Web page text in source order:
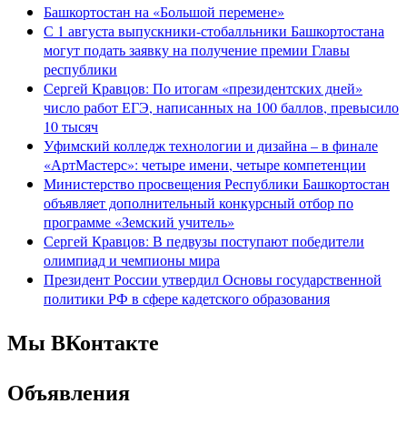
Башкортостан на «Большой перемене»
С 1 августа выпускники-стобалльники Башкортостана
могут подать заявку на получение премии Главы
республики
Сергей Кравцов: По итогам «президентских дней»
число работ ЕГЭ, написанных на 100 баллов, превысило
10 тысяч
Уфимский колледж технологии и дизайна – в финале
«АртМастерс»: четыре имени, четыре компетенции
Министерство просвещения Республики Башкортостан
объявляет дополнительный конкурсный отбор по
программе «Земский учитель»
Сергей Кравцов: В педвузы поступают победители
олимпиад и чемпионы мира
Президент России утвердил Основы государственной
политики РФ в сфере кадетского образования
Мы ВКонтакте
Объявления